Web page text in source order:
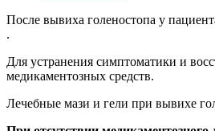
После вывиха голеностопа у
.
Для устранения симптоматики и
медикаментозных средств.
Лечебные мази и гели при вывихе